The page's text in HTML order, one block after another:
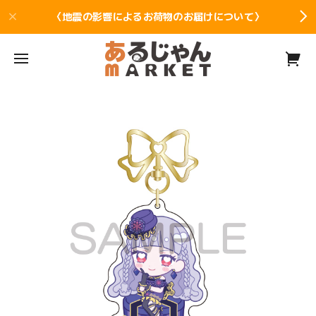
〈地震の影響によるお荷物のお届けについて〉